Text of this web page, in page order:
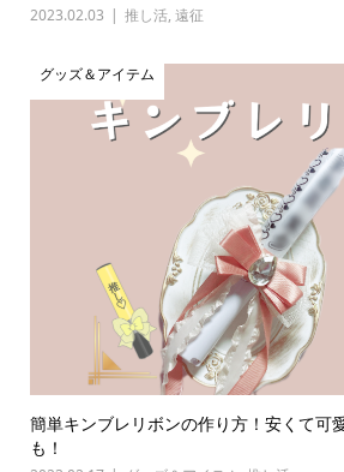
2023.02.03 推し活, 遠征
グッズ＆アイテム
簡単キンブレリボンの作り方！安くて可
も！